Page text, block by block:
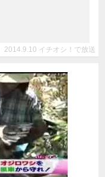
2014.9.10 イチオシ！で放送